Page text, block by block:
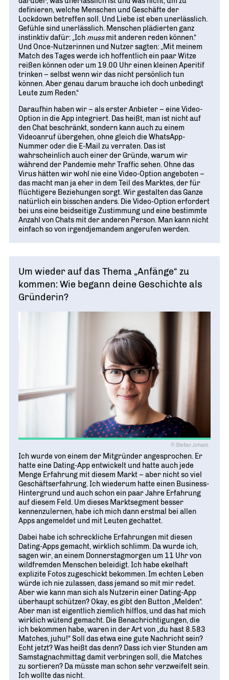
definieren, welche Menschen und Geschäfte der
Lockdown betreffen soll. Und Liebe ist eben unerlässlich.
Gefühle sind unerlässlich. Menschen plädierten ganz
instinktiv dafür: „Ich mussmit anderen reden können.“
Und Once-Nutzerinnen und Nutzer sagten: „Mit meinem
Match des Tages werde ich hoffentlich ein paar Witze
reißen können oder um 19.00 Uhr einen kleinen Aperitif
trinken – selbst wenn wir das nicht persönlich tun
können. Aber genau darum brauche ich doch unbedingt
Leute zum Reden.“
Daraufhin haben wir – als erster Anbieter – eine Video-
Option in die App integriert. Das heißt, man ist nicht auf
den Chat beschränkt, sondern kann auch zu einem
Videoanruf übergehen, ohne gleich die WhatsApp-
Nummer oder die E-Mail zu verraten. Das ist
wahrscheinlich auch einer der Gründe, warum wir
während der Pandemie mehr Traffic sehen. Ohne das
Virus hätten wir wohl nie eine Video-Option angeboten –
das macht man ja eher in dem Teil des Marktes, der für
flüchtigere Beziehungen sorgt. Wir gestalten das Ganze
natürlich ein bisschen anders. Die Video-Option erfordert
bei uns eine beidseitige Zustimmung und eine bestimmte
Anzahl von Chats mit der anderen Person. Man kann nicht
einfach so von irgendjemandem angerufen werden.
Um wieder auf das Thema „Anfänge“ zu
kommen: Wie begann deine Geschichte als
Gründerin?
© Stefan Joham
Ich wurde von einem der Mitgründer angesprochen. Er
hatte eine Dating-App entwickelt und hatte auch jede
Menge Erfahrung mit diesem Markt – aber nicht so viel
Geschäfts­erfahrung. Ich wiederum hatte einen Business-
Hintergrund und auch schon ein paar Jahre Erfahrung
auf diesem Feld. Um dieses Marktsegment besser
kennenzulernen, habe ich mich dann erstmal bei allen
Apps angemeldet und mit Leuten gechattet.
Dabei habe ich schreckliche Erfahrungen mit diesen
Dating-Apps gemacht, wirklich schlimm. Da wurde ich,
sagen wir, an einem Donnerstagmorgen um 11 Uhr von
wildfremden Menschen beleidigt. Ich habe ekelhaft
explizite Fotos zugeschickt bekommen. Im echten Leben
würde ich nie zulassen, dass jemand so mit mir redet.
Aber wie kann man sich als Nutzerin einer Dating-App
überhaupt schützen? Okay, es gibt den Button „Melden“.
Aber man ist eigentlich ziemlich hilflos, und das hat mich
wirklich wütend gemacht. Die Benachrichtigungen, die
ich bekommen habe, waren in der Art von „du hast 8.583
Matches, juhu!“ Soll das etwa eine gute Nachricht sein?
Echt jetzt? Was heißt das denn? Dass ich vier Stunden am
Samstag­nachmittag damit verbringen soll, die Matches
zu sortieren? Da müsste man schon sehr verzweifelt sein.
Ich wollte das nicht.